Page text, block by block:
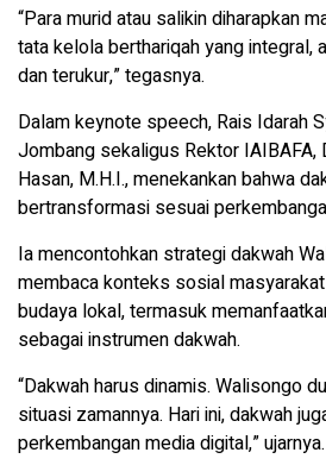
“Para murid atau salikin diharapkan
tata kelola berthariqah yang integral,
dan terukur,” tegasnya.
Dalam keynote speech, Rais Idarah
Jombang sekaligus Rektor IAIBAFA,
Hasan, M.H.I., menekankan bahwa
bertransformasi sesuai
Ia mencontohkan strategi dakwah
membaca konteks sosial
budaya lokal, termasuk
sebagai instrumen dakwah.
“Dakwah harus dinamis. Walisongo
situasi zamannya. Hari ini, dakwah
perkembangan media digital,” ujarnya.